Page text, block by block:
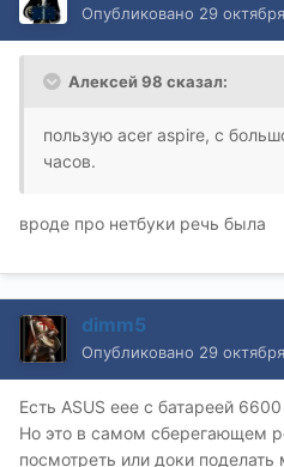
Опубликовано 29
Алексей 98 сказал:
пользую acer aspire, с
часов.
вроде про нетбуки речь была
dimm5
Опубликовано 29
Есть ASUS eee с батареей
Но это в самом сберегающем
посмотреть или доки